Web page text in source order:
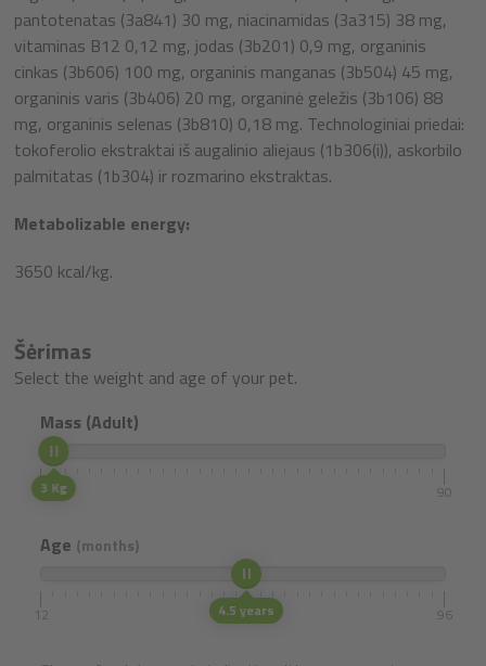
pantotenatas (3a841) 30 mg, niacinamidas (3a315) 38 mg,
vitaminas B12 0,12 mg, jodas (3b201) 0,9 mg, organinis
cinkas (3b606) 100 mg, organinis manganas (3b504) 45 mg,
organinis varis (3b406) 20 mg, organinė geležis (3b106) 88
mg, organinis selenas (3b810) 0,18 mg. Technologiniai priedai:
tokoferolio ekstraktai iš augalinio aliejaus (1b306(i)), askorbilo
palmitatas (1b304) ir rozmarino ekstraktas.
Metabolizable energy:
3650 kcal/kg.
Šėrimas
Select the weight and age of your pet.
Mass (Adult)
3 Kg
1 90
Age (months)
4.5 years
12 96